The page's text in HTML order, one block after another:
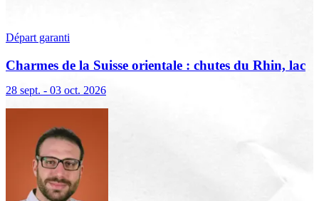
Départ garanti
Charmes de la Suisse orientale : chutes du Rhin, lac
28 sept. - 03 oct. 2026